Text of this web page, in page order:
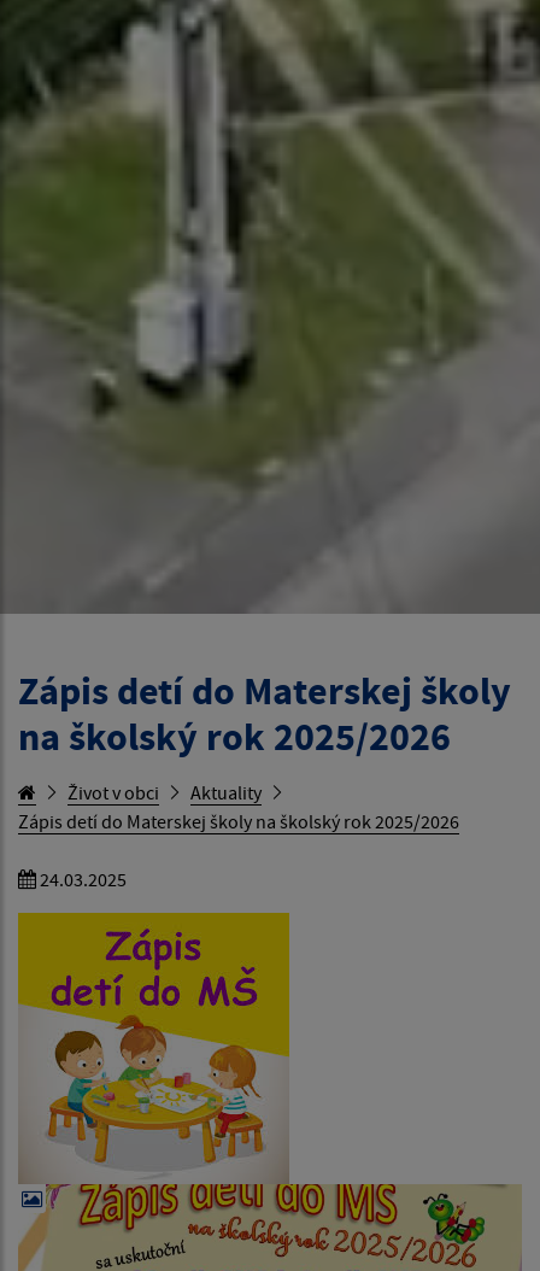
Zápis detí do Materskej školy
na školský rok 2025/2026
Život v obci
Aktuality
Zápis detí do Materskej školy na školský rok 2025/2026
24.03.2025